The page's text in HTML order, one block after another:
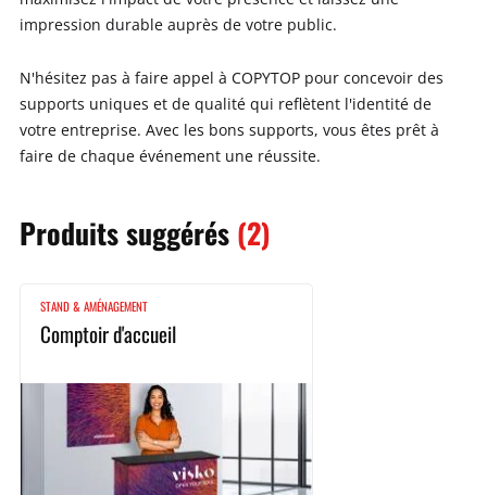
impression durable auprès de votre public.
N'hésitez pas à faire appel à COPYTOP pour concevoir des
supports uniques et de qualité qui reflètent l'identité de
votre entreprise. Avec les bons supports, vous êtes prêt à
faire de chaque événement une réussite.
Produitssuggérés(2)
STAND & AMÉNAGEMENT
Comptoir d'accueil